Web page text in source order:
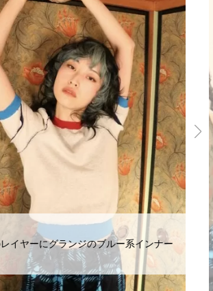
イヤーにグランジのブルー系インナー